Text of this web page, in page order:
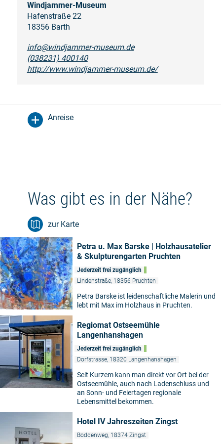
Windjammer-Museum
Hafenstraße 22
18356 Barth
info@windjammer-museum.de
(038231) 400140
http://www.windjammer-museum.de/
Anreise
Was gibt es in der Nähe?
zur Karte
©
Petra u. Max Barske | Holzhausatelier
& Skulpturengarten Pruchten
Jederzeit frei zugänglich
Lindenstraße, 18356 Pruchten
Petra Barske ist leidenschaftliche Malerin und
lebt mit Max im Holzhaus in Pruchten.
Regiomat Ostseemühle
Langenhanshagen
Jederzeit frei zugänglich
Dorfstrasse, 18320 Langenhanshagen
Seit Kurzem kann man direkt vor Ort bei der
Ostseemühle, auch nach Ladenschluss und
an Sonn- und Feiertagen regionale
Lebensmittel bekommen.
Hotel IV Jahreszeiten Zingst
Boddenweg, 18374 Zingst